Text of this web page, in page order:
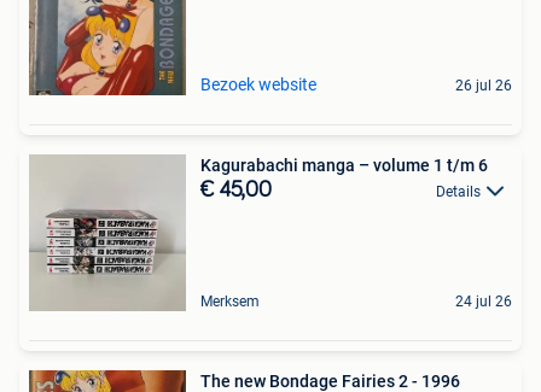
Bezoek website 26 jul 26
Kagurabachi manga – volume 1 t/m 6
€ 45,00 Details
Merksem 24 jul 26
The new Bondage Fairies 2 - 1996